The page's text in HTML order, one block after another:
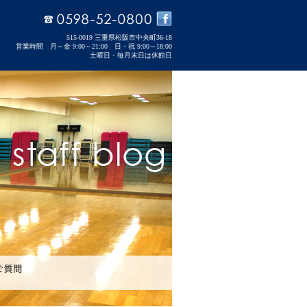
515-0019 三重県松阪市中央町36-18
営業時間 月～金 9:00～21:00 日・祝 9:00～18:00
土曜日・毎月末日は休館日